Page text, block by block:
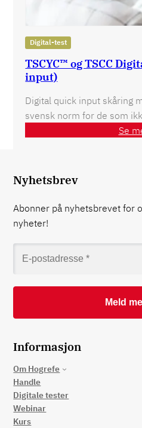
Digital-test
TSCYC™ og TSCC
input)
Digital quick input skåring
svensk norm for de som
Se
Nyhetsbrev
Abonner på nyhetsbrevet for
nyheter!
Informasjon
Om Hogrefe
Handle
Digitale tester
Webinar
Kurs